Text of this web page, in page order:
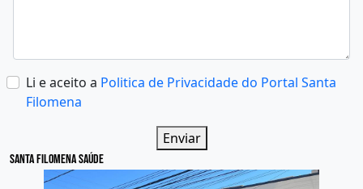
Li e aceito a Politica de Privacidade do Portal Santa
Filomena
Enviar
Santa Filomena Saúde